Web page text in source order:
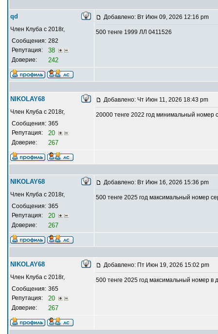
qd
Член Клуба с 2018г,
Сообщения: 282
Репутация:
38
Доверие: 242
Добавлено: Вт Июн 09, 2026 12:16 pm
500 тенге 1999 ЛЛ 0411526
NIKOLAY68
Член Клуба с 2018г,
Сообщения: 365
Репутация:
20
Доверие: 267
Добавлено: Чт Июн 11, 2026 18:43 pm
20000 тенге 2022 год минимальный номер
NIKOLAY68
Член Клуба с 2018г,
Сообщения: 365
Репутация:
20
Доверие: 267
Добавлено: Вт Июн 16, 2026 15:36 pm
500 тенге 2025 год максимальный номер
NIKOLAY68
Член Клуба с 2018г,
Сообщения: 365
Репутация:
20
Доверие: 267
Добавлено: Пт Июн 19, 2026 15:02 pm
500 тенге 2025 год максимальный номер